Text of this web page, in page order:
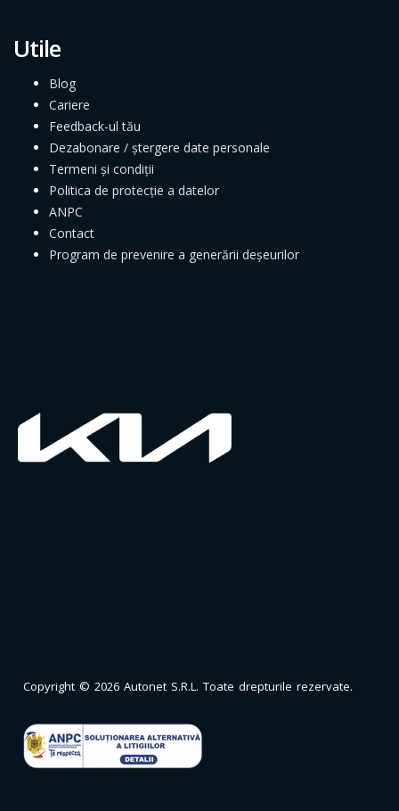
Utile
Blog
Cariere
Feedback-ul tău
Dezabonare / ștergere date personale
Termeni și condiții
Politica de protecție a datelor
ANPC
Contact
Program de prevenire a generării deșeurilor
Copyright © 2026 Autonet S.R.L. Toate drepturile rezervate.